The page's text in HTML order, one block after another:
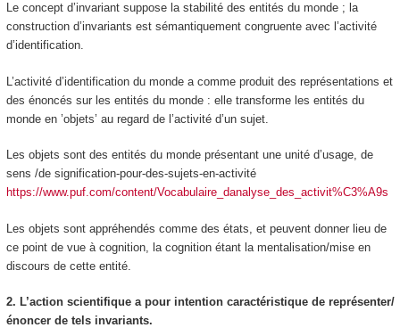
Le concept d’invariant suppose la stabilitédes entités du monde ; la
construction d’invariants est sémantiquement congruente avec l’activité
d’identification.
L’activité d’identification du monde a comme produit des représentations et
des énoncés sur les entités du monde : elle transforme les entités du
monde en ’objets’ au regard de l’activité d’un sujet.
Les objets sont des entités du monde présentant une unité d’usage, de
sens /de signification-pour-des-sujets-en-activité
https://www.puf.com/content/Vocabulaire_danalyse_des_activit%C3%A9s
Les objets sont appréhendés comme des états , et peuvent donner lieu de
ce point de vue à cognition, la cognition étant la mentalisation/mise en
discours de cette entité.
2. L’action scientifique a pour intention caractéristique de représenter/
énoncer de tels invariants.